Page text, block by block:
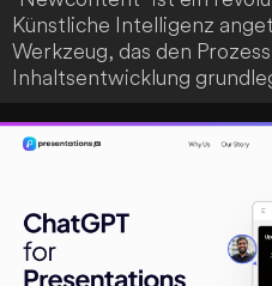
Künstliche Intelligenz
Werkzeug, das den
Inhaltsentwicklung
es hochwertige Inhalte,
Grammatikvorschläge und
einen echten Durchbruch
Erstellung dar.